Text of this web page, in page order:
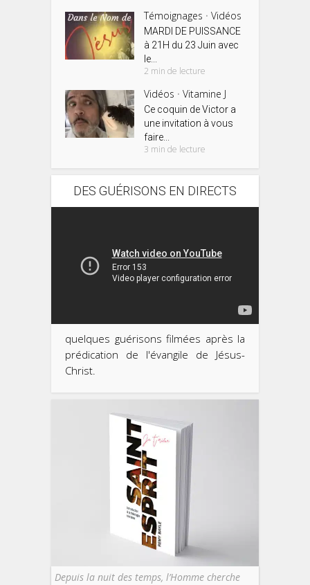
Témoignages • Vidéos
MARDI DE PUISSANCE
à 21H du 23 Juin avec
le...
2 min de lecture
Vidéos • Vitamine J
Ce coquin de Victor a
une invitation à vous
faire...
3 min de lecture
DES GUÉRISONS EN DIRECTS
quelques guérisons filmées après la
prédication de l'évangile de Jésus-
Christ.
Depuis la nuit des temps, l’Homme cherche